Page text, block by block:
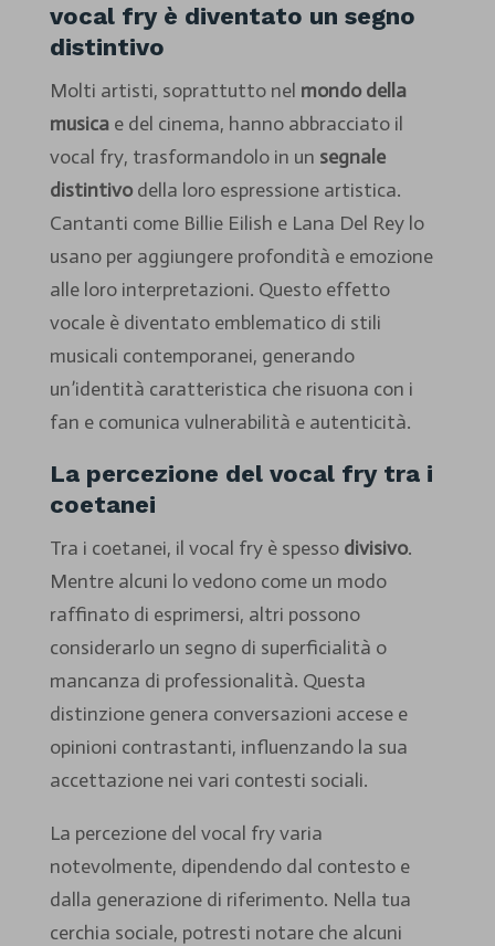
vocal fry è diventato un segno
distintivo
Molti artisti, soprattutto nel mondo della
musicae del cinema, hanno abbracciato il
vocal fry, trasformandolo in un segnale
distintivodella loro espressione artistica.
Cantanti come Billie Eilish e Lana Del Rey lo
usano per aggiungere profondità e emozione
alle loro interpretazioni. Questo effetto
vocale è diventato emblematico di stili
musicali contemporanei, generando
un’identità caratteristica che risuona con i
fan e comunica vulnerabilità e autenticità.
La percezione del vocal fry tra i
coetanei
Tra i coetanei, il vocal fry è spesso divisivo.
Mentre alcuni lo vedono come un modo
raffinato di esprimersi, altri possono
considerarlo un segno di superficialità o
mancanza di professionalità. Questa
distinzione genera conversazioni accese e
opinioni contrastanti, influenzando la sua
accettazione nei vari contesti sociali.
La percezione del vocal fry varia
notevolmente, dipendendo dal contesto e
dalla generazione di riferimento. Nella tua
cerchia sociale, potresti notare che alcuni